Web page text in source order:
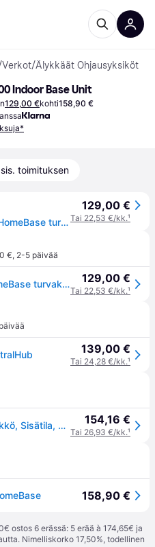
Verkot/Älykkäät Ohjausyksiköt
Indoor Base Unit
129,00 €kohti158,90 €
toimituksen
TP-Link Tapo H500 Smart HomeBase turvakeskus
129,00 €
Tai 22,53 €/kk.¹
€, 2-5 päivää
TP-Link Tapo H500 Smart HomeBase turvakeskus 129,00 €
Tai 22,53 €/kk.¹
139,00 €
Tai 24,28 €/kk.¹
TP-Link Tapo H500, Pohjayksikkö, Sisätila, Valkoinen, Langallinen & langaton, 179 mm, 216 mm 154,16 €
Tai 26,93 €/kk.¹
158,90 €
ostos 6 erässä: 5 erää à 174,65€ ja
Nimelliskorko 17,50%, todellinen